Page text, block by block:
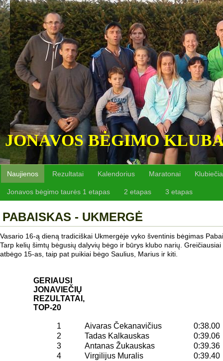
JONAVOS BĖGIMO
Naujienos Rezultatai Kalendorius Maratonai
Jonavos bėgimo taurės 1 etapas 2 etapas 3 etapas
PABAISKAS - UKMERGĖ
Vasario 16-ą dieną tradiciškai Ukmergėje vyko šventinis bėgimas
Tarp kelių šimtų bėgusių dalyvių bėgo ir būrys klubo narių.
atbėgo 15-as, taip pat puikiai bėgo Saulius, Marius ir kiti.
GERIAUSI
JONAVIEČIŲ
REZULTATAI,
TOP-20
1 Aivaras Čekanavičius
0:38.00
2
Tadas Kalkauskas
0:39.06
3
Antanas Žukauskas
0:39.36
4
Virgilijus Muralis
0:39.40